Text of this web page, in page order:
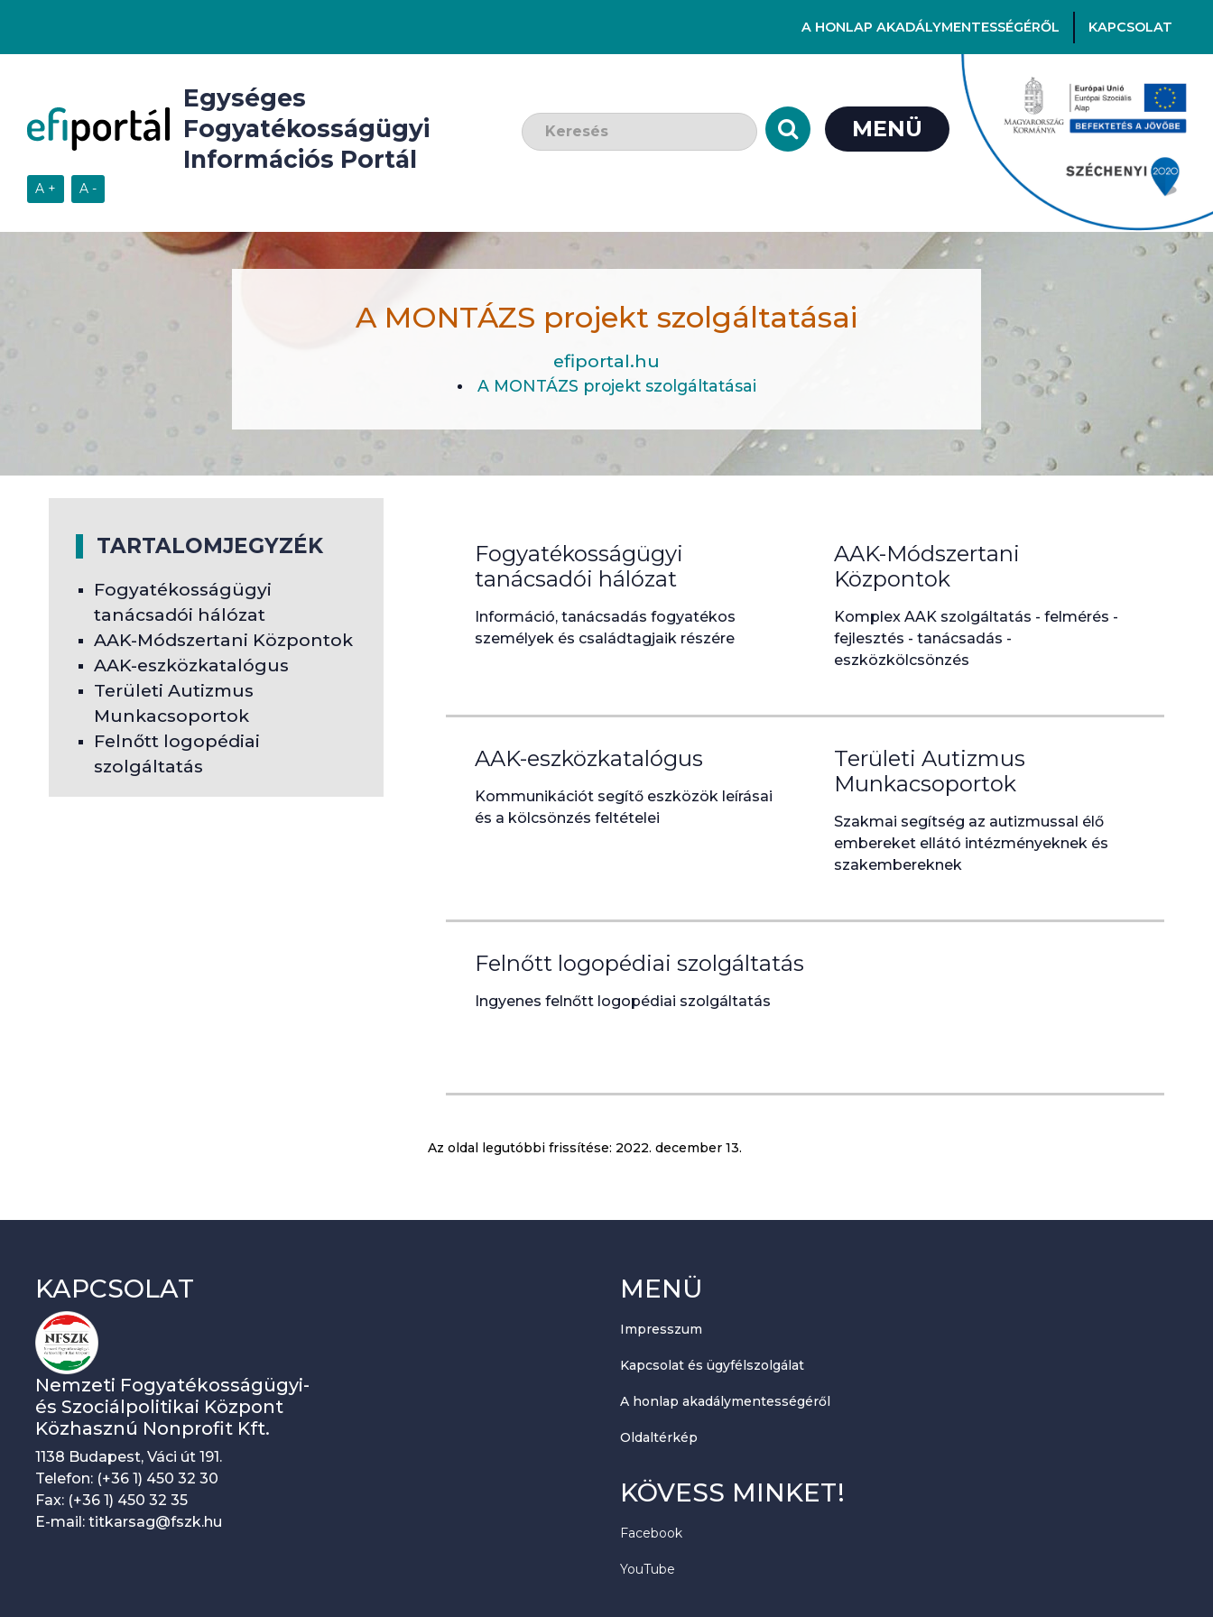
A HONLAP AKADÁLYMENTESSÉGÉRŐL KAPCSOLAT
Egységes
Fogyatékosságügyi
Információs Portál
Keresendő szó: MENÜ
A MONTÁZS projekt szolgáltatásai
efiportal.hu
A MONTÁZS projekt szolgáltatásai
TARTALOMJEGYZÉK
Fogyatékosságügyi
tanácsadói hálózat
AAK-Módszertani Központok
AAK-eszközkatalógus
Területi Autizmus
Munkacsoportok
Felnőtt logopédiai
szolgáltatás
Fogyatékosságügyi
tanácsadói hálózat
Információ, tanácsadás fogyatékos
személyek és családtagjaik részére
AAK-Módszertani
Központok
Komplex AAK szolgáltatás - felmérés -
fejlesztés - tanácsadás -
eszközkölcsönzés
AAK-eszközkatalógus
Kommunikációt segítő eszközök leírásai
és a kölcsönzés feltételei
Területi Autizmus
Munkacsoportok
Szakmai segítség az autizmussal élő
embereket ellátó intézményeknek és
szakembereknek
Felnőtt logopédiai szolgáltatás
Ingyenes felnőtt logopédiai szolgáltatás
Az oldal legutóbbi frissítése: 2022. december 13.
KAPCSOLAT
Nemzeti Fogyatékosságügyi-
és Szociálpolitikai Központ
Közhasznú Nonprofit Kft.
1138 Budapest, Váci út 191.
Telefon: (+36 1) 450 32 30
Fax: (+36 1) 450 32 35
E-mail: titkarsag@fszk.hu
MENÜ
Impresszum
Kapcsolat és ügyfélszolgálat
A honlap akadálymentességéről
Oldaltérkép
KÖVESS MINKET!
Facebook
YouTube